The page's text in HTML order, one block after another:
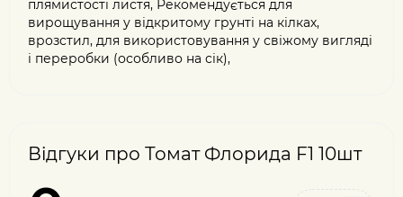
плямистості листя, Рекомендується для
вирощування у відкритому грунті на кілках,
врозстил, для використовування у свіжому вигляді
і переробки (особливо на сік),
Відгуки про Томат Флорида F1 10шт